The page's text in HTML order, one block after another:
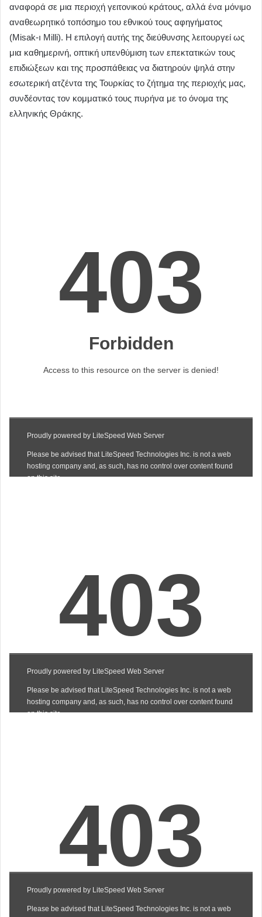
αναφορά σε μια περιοχή γειτονικού κράτους, αλλά ένα μόνιμο
αναθεωρητικό τοπόσημο του εθνικού τους αφηγήματος
(Misak-ı Milli). Η επιλογή αυτής της διεύθυνσης λειτουργεί ως
μια καθημερινή, οπτική υπενθύμιση των επεκτατικών τους
επιδιώξεων και της προσπάθειας να διατηρούν ψηλά στην
εσωτερική ατζέντα της Τουρκίας το ζήτημα της περιοχής μας,
συνδέοντας τον κομματικό τους πυρήνα με το όνομα της
ελληνικής Θράκης.